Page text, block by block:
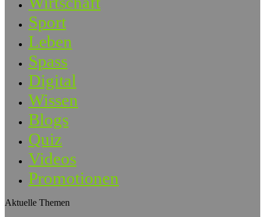
Sport
Leben
Spass
Digital
Wissen
Blogs
Quiz
Videos
Promotionen
Aktuelle Themen